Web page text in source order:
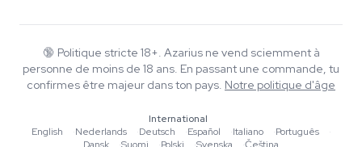
Politique de confidentialité
Wiki
Musique
Normes éditoriales
🔞 Politique stricte 18+. Azarius ne vend sciemment à
personne de moins de 18 ans. En passant une commande, tu
confirmes être majeur dans ton pays. Notre politique d'âge
International
English
·Nederlands ·Deutsch ·Español ·Italiano ·Português
·